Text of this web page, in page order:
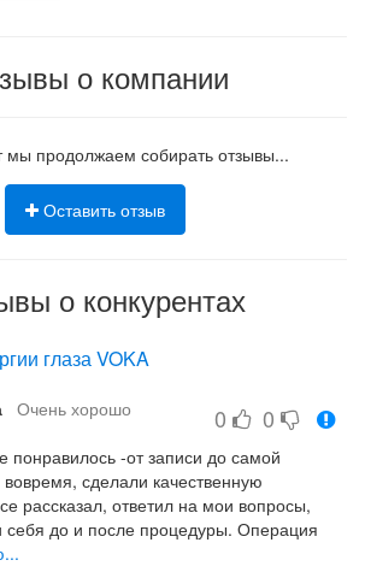
о компании
продолжаем собирать отзывы...
Оставить отзыв
о конкурентах
глаза VOKA
Очень хорошо 0 0
понравилось -от записи до самой
сделали качественную
рассказал, ответил на мои вопросы,
себя до и после процедуры. Операция
капельная, никакой боли. После